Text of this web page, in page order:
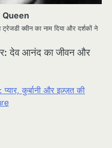
Queen
क्वीन का नाम दिया और दर्शकों ने
देव आनंद का जीवन और
कुर्बानी और इज़्ज़त की